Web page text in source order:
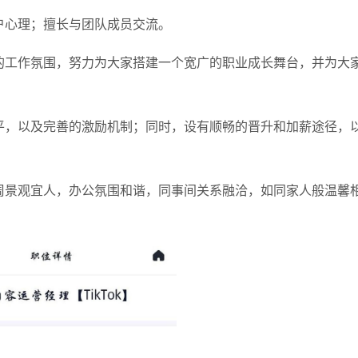
理；擅长与团队成员交流。
作氛围，努力为大家搭建一个宽广的职业成长舞台，并为大
以及完善的激励机制；同时，设有顺畅的晋升和加薪途径，
观宜人，办公氛围和谐，同事间关系融洽，如同家人般温馨